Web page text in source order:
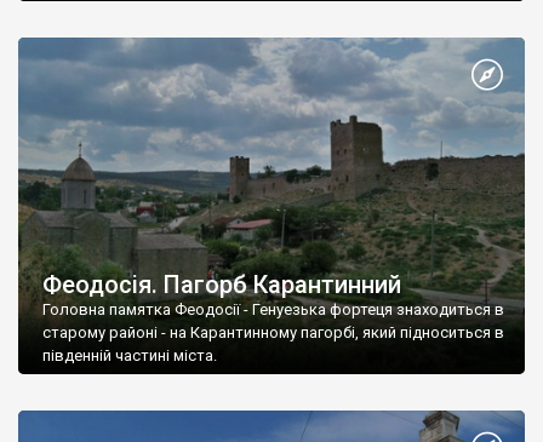
Феодосія. Пагорб Карантинний
Головна памятка Феодосії - Генуезька фортеця знаходиться в
старому районі - на Карантинному пагорбі, який підноситься в
південній частині міста.